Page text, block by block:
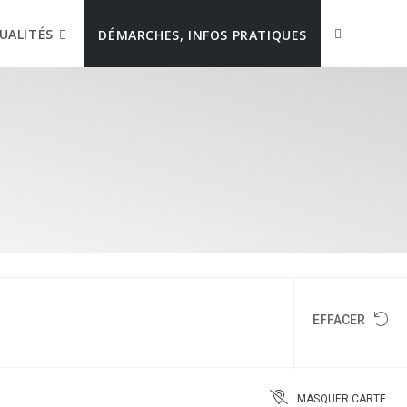
DÉMARCHES, INFOS PRATIQUES
EFFACER
MASQUER CARTE